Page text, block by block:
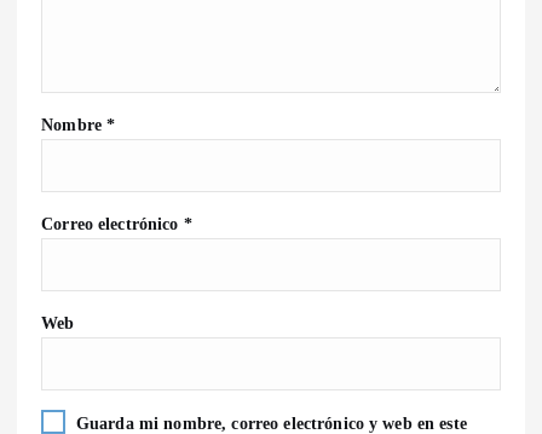
Nombre*
Correo electrónico *
Web
Guarda mi nombre, correo electrónico y web en este